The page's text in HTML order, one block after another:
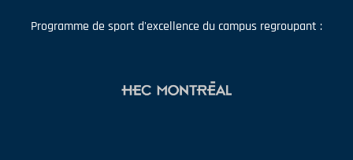
Programme de sport d'excellence du campus regroupant :